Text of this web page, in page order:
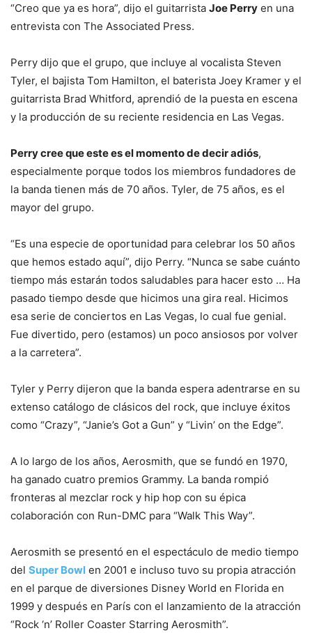
“Creo que ya es hora”, dijo el guitarrista Joe Perry en una
entrevista con The Associated Press.
Perry dijo que el grupo, que incluye al vocalista Steven
Tyler, el bajista Tom Hamilton, el baterista Joey Kramer y el
guitarrista Brad Whitford, aprendió de la puesta en escena
y la producción de su reciente residencia en Las Vegas.
Perry cree que este es el momento de decir adiós,
especialmente porque todos los miembros fundadores de
la banda tienen más de 70 años. Tyler, de 75 años, es el
mayor del grupo.
“Es una especie de oportunidad para celebrar los 50 años
que hemos estado aquí”, dijo Perry. “Nunca se sabe cuánto
tiempo más estarán todos saludables para hacer esto … Ha
pasado tiempo desde que hicimos una gira real. Hicimos
esa serie de conciertos en Las Vegas, lo cual fue genial.
Fue divertido, pero (estamos) un poco ansiosos por volver
a la carretera”.
Tyler y Perry dijeron que la banda espera adentrarse en su
extenso catálogo de clásicos del rock, que incluye éxitos
como “Crazy”, “Janie’s Got a Gun” y “Livin’ on the Edge”.
A lo largo de los años, Aerosmith, que se fundó en 1970,
ha ganado cuatro premios Grammy. La banda rompió
fronteras al mezclar rock y hip hop con su épica
colaboración con Run-DMC para “Walk This Way”.
Aerosmith se presentó en el espectáculo de medio tiempo
del Super Bowl en 2001 e incluso tuvo su propia atracción
en el parque de diversiones Disney World en Florida en
1999 y después en París con el lanzamiento de la atracción
“Rock ‘n’ Roller Coaster Starring Aerosmith”.